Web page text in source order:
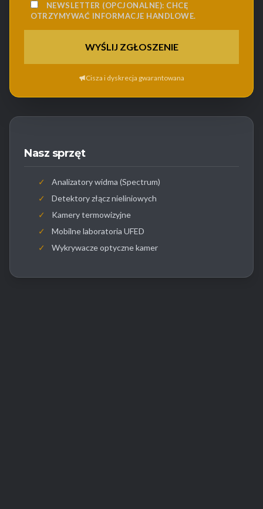
NEWSLETTER (OPCJONALNE): CHCĘ
OTRZYMYWAĆ INFORMACJE HANDLOWE.
Cisza i dyskrecja gwarantowana
Nasz sprzęt
✓
Analizatory widma (Spectrum)
✓
Detektory złącz nieliniowych
✓
Kamery termowizyjne
✓
Mobilne laboratoria UFED
✓
Wykrywacze optyczne kamer